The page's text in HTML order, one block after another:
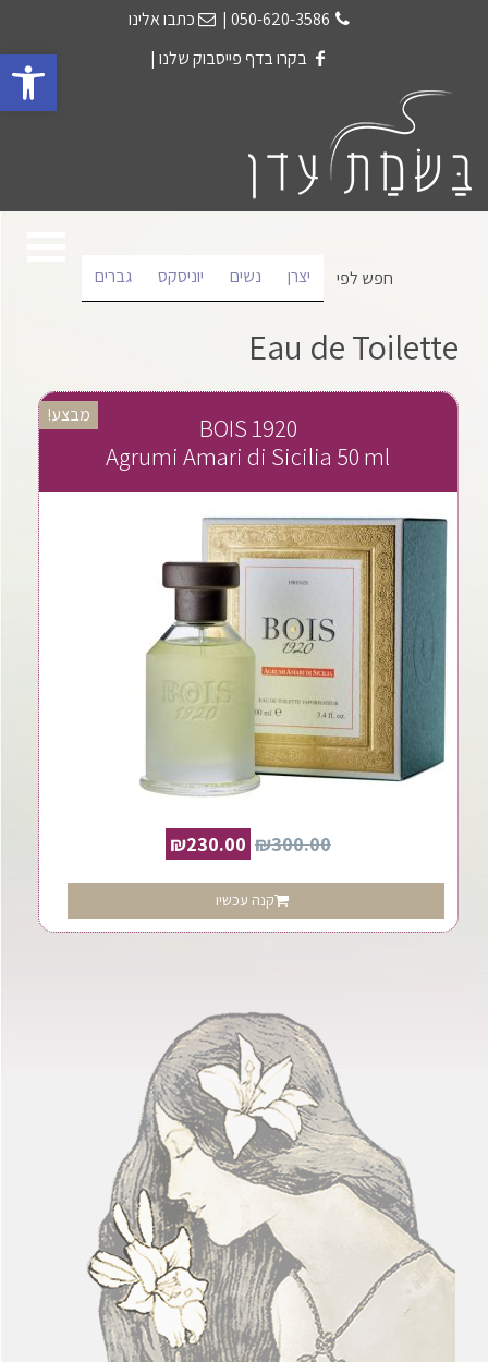
050-620-3586
|
כתבו אלינו
בקרו בדף פייסבוק שלנו |
חפש לפי גברים יוניסקס נשים יצרן
Eau de Toilette
מבצע!
BOIS 1920
Agrumi Amari di Sicilia 50 ml
₪300.00
₪230.00
קנה עכשיו